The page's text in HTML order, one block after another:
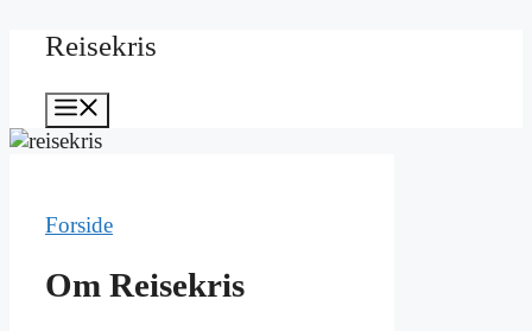
Hopp
innhold
Reisekris
Forside
Om Reisekris